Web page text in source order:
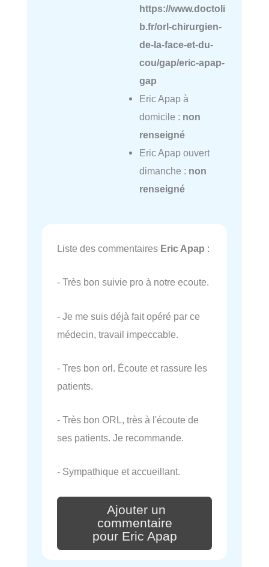
https://www.doctoli
b.fr/orl-chirurgien-
de-la-face-et-du-
cou/gap/eric-apap-
gap
Eric Apap à
domicile : non
renseigné
Eric Apap ouvert
dimanche : non
renseigné
Liste des commentaires Eric Apap :
- Très bon suivie pro à notre ecoute.
- Je me suis déjà fait opéré par ce
médecin, travail impeccable.
- Tres bon orl. Écoute et rassure les
patients.
- Très bon ORL, très à l'écoute de
ses patients. Je recommande.
- Sympathique et accueillant.
Ajouter un
commentaire
pour Eric Apap